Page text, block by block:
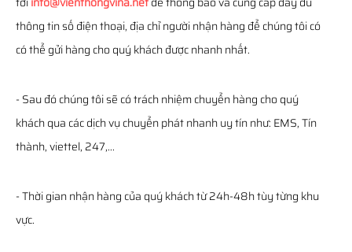
thông tin số điện thoại, địa chỉ người nhận hàng để chúng tôi có
có thể gửi hàng cho quý khách được nhanh nhất.
- Sau đó chúng tôi sẽ có trách nhiệm chuyển hàng cho quý
khách qua các dịch vụ chuyển phát nhanh uy tín như: EMS, Tín
thành, viettel, 247,...
- Thời gian nhận hàng của quý khách từ 24h-48h tùy từng khu
vực.